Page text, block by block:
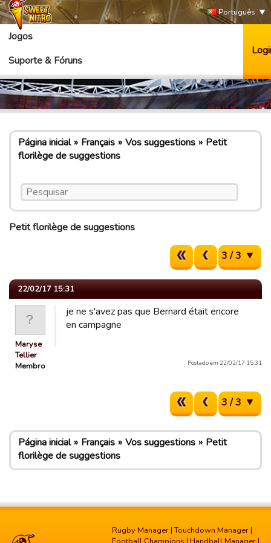
Português
Jogos
Suporte & Fóruns
Página inicial Français Vos suggestions
Petit
florilège de suggestions
Petit florilège de suggestions
3 / 3
22/02/17 15:31
Maryse
Tellier
Membro
je ne s'avez pas que Bernard était encore
en campagne
Postado em 22/02/17 15:31
3 / 3
Página inicial Français Vos suggestions
Petit
florilège de suggestions
Rugby Manager |Touchdown Manager |